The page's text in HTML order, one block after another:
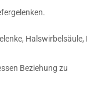
Halswirbelsäule,
Beziehung zu